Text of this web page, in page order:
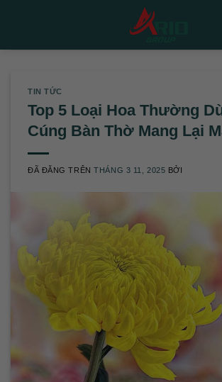
TIN TỨC
Top 5 Loại Hoa Thường
Cúng Bàn Thờ Mang Lại
ĐÃ ĐĂNG TRÊNTHÁNG 3 11, 2025 BỞI